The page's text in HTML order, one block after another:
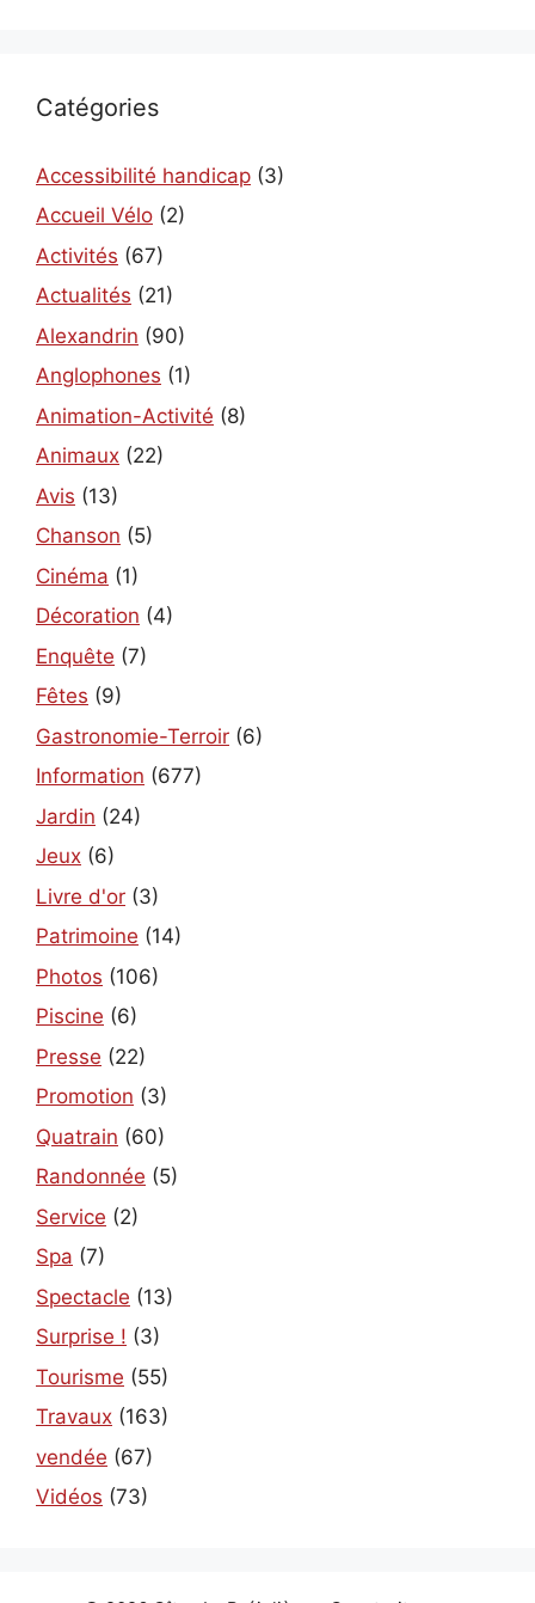
Catégories
Accessibilité handicap (3)
Accueil Vélo (2)
Activités (67)
Actualités (21)
Alexandrin (90)
Anglophones (1)
Animation-Activité (8)
Animaux (22)
Avis (13)
Chanson (5)
Cinéma (1)
Décoration (4)
Enquête (7)
Fêtes (9)
Gastronomie-Terroir (6)
Information (677)
Jardin (24)
Jeux (6)
Livre d'or (3)
Patrimoine (14)
Photos (106)
Piscine (6)
Presse (22)
Promotion (3)
Quatrain (60)
Randonnée (5)
Service (2)
Spa (7)
Spectacle (13)
Surprise ! (3)
Tourisme (55)
Travaux (163)
vendée (67)
Vidéos (73)